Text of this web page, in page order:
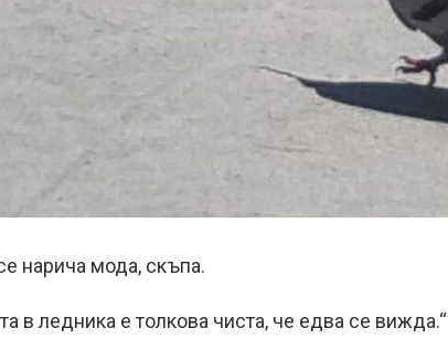
нарича мода, скъпа.
в ледника е толкова чиста, че едва се вижда.“